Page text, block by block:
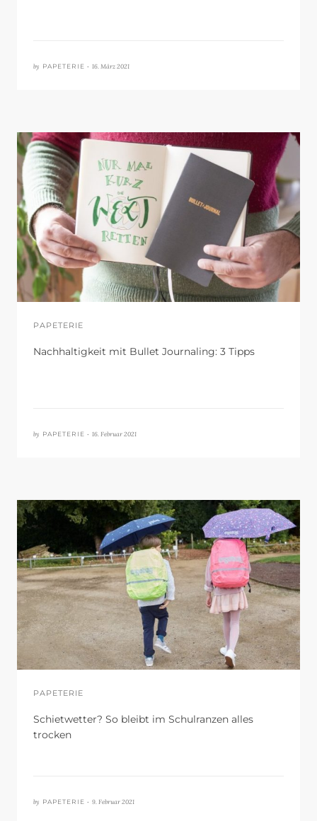
by PAPETERIE • 16. März 2021
PAPETERIE
Nachhaltigkeit mit Bullet Journaling: 3 Tipps
by PAPETERIE • 16. Februar 2021
PAPETERIE
Schietwetter? So bleibt im Schulranzen alles
trocken
by PAPETERIE • 9. Februar 2021